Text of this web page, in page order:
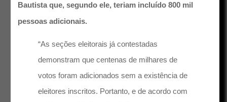
Bautista que, segundo ele, teriam incluído 800 mil
pessoas adicionais.
“As seções eleitorais já contestadas
demonstram que centenas de milhares de
votos foram adicionados sem a existência de
eleitores inscritos. Portanto, e de acordo com